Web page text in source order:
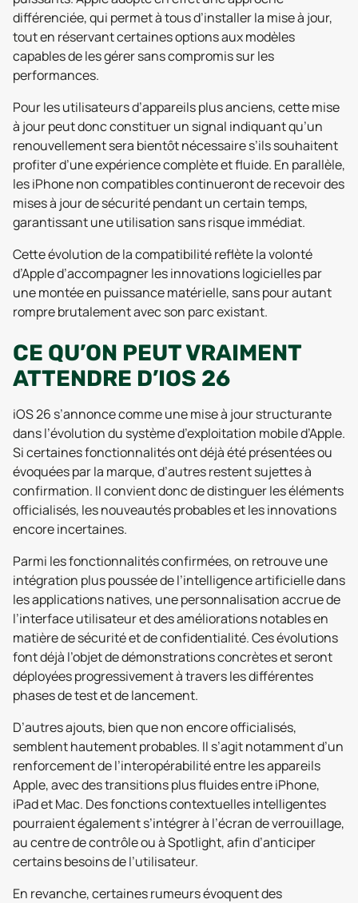
différenciée, qui permet à tous d’installer la mise à jour,
tout en réservant certaines options aux modèles
capables de les gérer sans compromis sur les
performances.
Pour les utilisateurs d’appareils plus anciens, cette mise
à jour peut donc constituer un signal indiquant qu’un
renouvellement sera bientôt nécessaire s’ils souhaitent
profiter d’une expérience complète et fluide. En parallèle,
les iPhone non compatibles continueront de recevoir des
mises à jour de sécurité pendant un certain temps,
garantissant une utilisation sans risque immédiat.
Cette évolution de la compatibilité reflète la volonté
d’Apple d’accompagner les innovations logicielles par
une montée en puissance matérielle, sans pour autant
rompre brutalement avec son parc existant.
CE QU’ON PEUT VRAIMENT
ATTENDRE D’IOS 26
iOS 26 s’annonce comme une mise à jour structurante
dans l’évolution du système d’exploitation mobile d’Apple.
Si certaines fonctionnalités ont déjà été présentées ou
évoquées par la marque, d’autres restent sujettes à
confirmation. Il convient donc de distinguer les éléments
officialisés, les nouveautés probables et les innovations
encore incertaines.
Parmi les fonctionnalités confirmées, on retrouve une
intégration plus poussée de l’intelligence artificielle dans
les applications natives, une personnalisation accrue de
l’interface utilisateur et des améliorations notables en
matière de sécurité et de confidentialité. Ces évolutions
font déjà l’objet de démonstrations concrètes et seront
déployées progressivement à travers les différentes
phases de test et de lancement.
D’autres ajouts, bien que non encore officialisés,
semblent hautement probables. Il s’agit notamment d’un
renforcement de l’interopérabilité entre les appareils
Apple, avec des transitions plus fluides entre iPhone,
iPad et Mac. Des fonctions contextuelles intelligentes
pourraient également s’intégrer à l’écran de verrouillage,
au centre de contrôle ou à Spotlight, afin d’anticiper
certains besoins de l’utilisateur.
En revanche, certaines rumeurs évoquent des